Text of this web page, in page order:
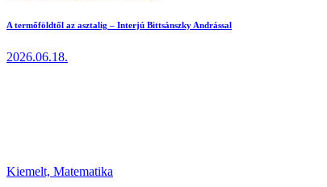
A termőföldtől az asztalig – Interjú Bittsánszky Andrással
2026.06.18.
Kiemelt, Matematika